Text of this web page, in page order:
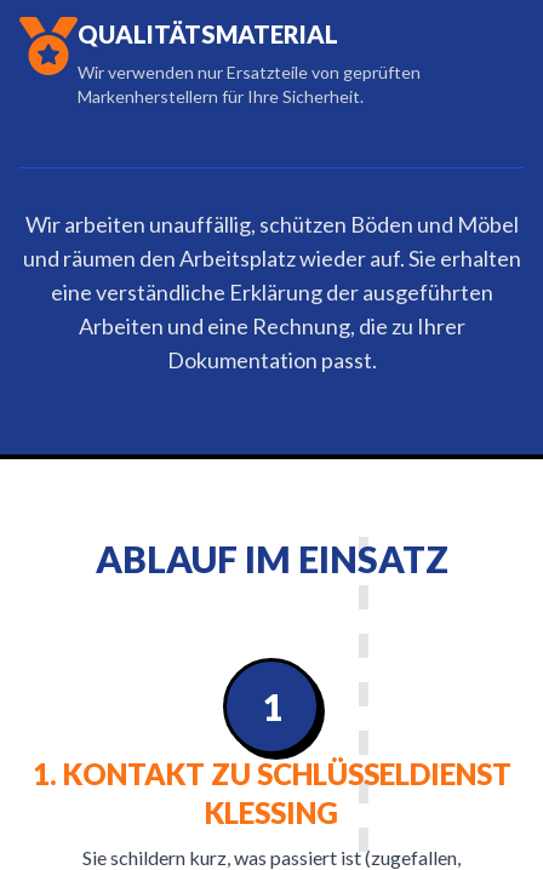
QUALITÄTSMATERIAL
Wir verwenden nur Ersatzteile von geprüften
Markenherstellern für Ihre Sicherheit.
Wir arbeiten unauffällig, schützen Böden und Möbel
und räumen den Arbeitsplatz wieder auf. Sie erhalten
eine verständliche Erklärung der ausgeführten
Arbeiten und eine Rechnung, die zu Ihrer
Dokumentation passt.
ABLAUF IM EINSATZ
1. KONTAKT ZU SCHLÜSSELDIENST
KLESSING
Sie schildern kurz, was passiert ist (zugefallen,
1